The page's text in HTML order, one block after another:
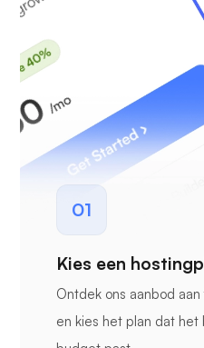
01
Kies een
Ontdek ons aanbod
en kies het plan dat